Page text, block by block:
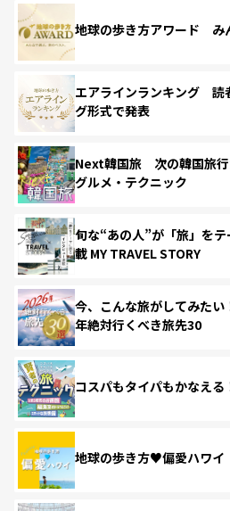
地球の歩き方アワード み
エアラインランキング 読
グ形式で発表
Next韓国旅 次の韓国旅行
グルメ・テクニック
旬な“あの人”が「旅」を
載 MY TRAVEL STORY
今、こんな旅がしてみた
年絶対行くべき旅先30
コスパもタイパもかなえ
地球の歩き方♥偏愛ハワイ